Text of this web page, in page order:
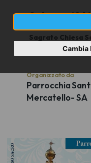
Cambia
Salerno (SA)
Sagrato Chiesa
Organizzato da
Parrocchia
Mercatello- SA